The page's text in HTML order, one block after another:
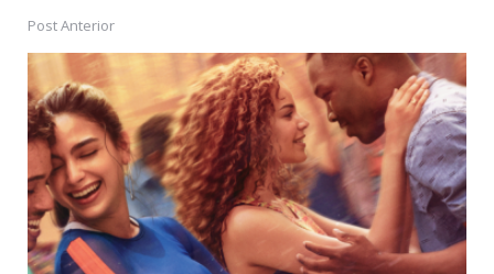
Post
navigation
Post Anterior